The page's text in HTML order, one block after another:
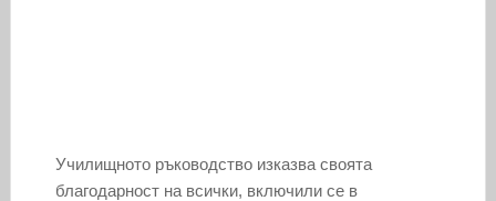
Училищното ръководство изказва своята
благодарност на всички, включили се в